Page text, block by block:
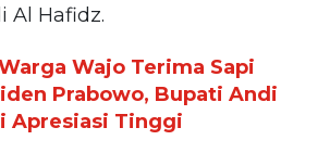
Al Hafidz.
Wajo Terima Sapi
Prabowo, Bupati Andi
Apresiasi Tinggi